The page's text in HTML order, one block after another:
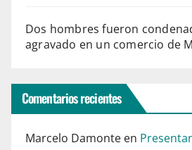
Dos hombres fueron
agravado en un comercio de
Comentarios recientes
Marcelo Damonte en